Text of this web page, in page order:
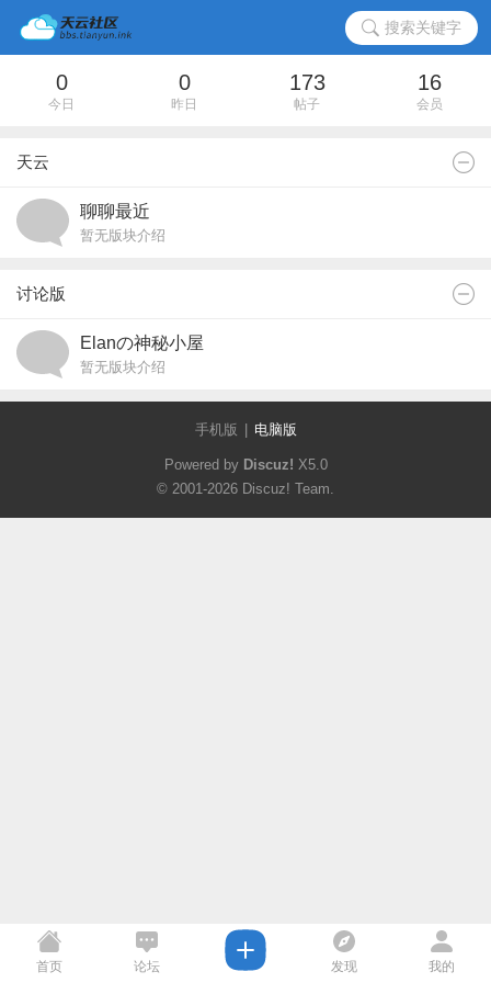
搜索关键字
0
今日
0
昨日
173
帖子
16
会员
天云
聊聊最近
暂无版块介绍
讨论版
Elanの神秘小屋
暂无版块介绍
手机版 电脑版
Powered by Discuz! X5.0
© 2001-2026 Discuz! Team.
首页 论坛 发现 我的